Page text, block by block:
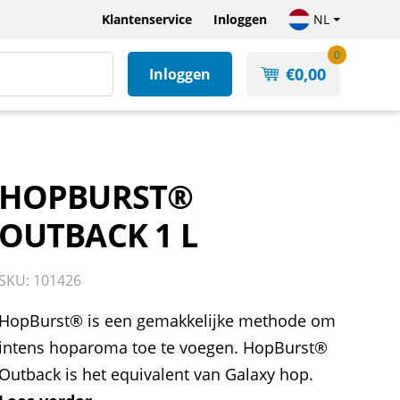
Klantenservice Inloggen NL
Inloggen €0,00
0
HOPBURST®
OUTBACK 1 L
SKU: 101426
HopBurst® is een gemakkelijke methode om
intens hoparoma toe te voegen. HopBurst®
Outback is het equivalent van Galaxy hop.